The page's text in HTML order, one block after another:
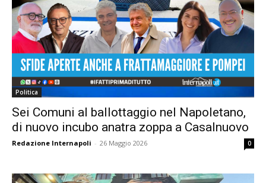
Politica
Sei Comuni al ballottaggio nel Napoletano,
di nuovo incubo anatra zoppa a Casalnuovo
Redazione Internapoli - 26 Maggio 2026 0